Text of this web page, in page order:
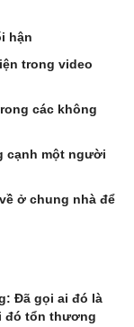
hận
trong video
các không
cạnh một người
ở chung nhà để
Đã gọi ai đó là
đó tổn thương